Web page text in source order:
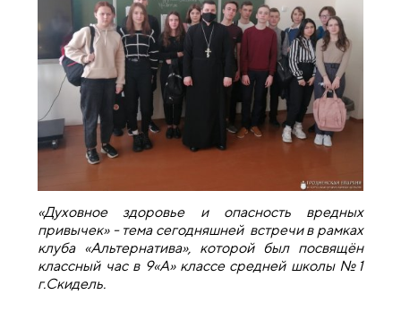
«Духовное здоровье и опасность вредных
привычек» - тема сегодняшней встречи в рамках
клуба «Альтернатива», которой был посвящён
классный час в 9«А» классе средней школы №1
г.Скидель.